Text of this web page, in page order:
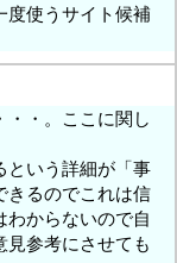
度使うサイト候補
・・。ここに関し
という詳細が「事
きるのでこれは信
わからないので自
見参考にさせても